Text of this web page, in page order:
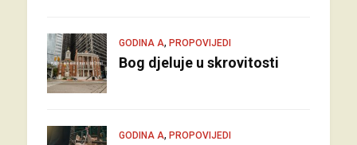
GODINA A, PROPOVIJEDI
Bog djeluje u skrovitosti
GODINA A, PROPOVIJEDI